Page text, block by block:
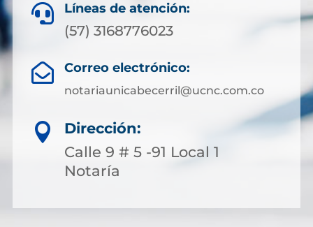
 Líneas de atención:
(57) 3168776023
 Correo electrónico:
notariaunicabecerril@ucnc.com.co

Dirección:
Calle 9 # 5 -91 Local 1
Notaría